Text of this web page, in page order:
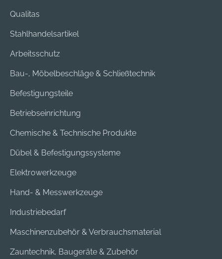
Qualitas
Stahlhandelsartikel
Arbeitsschutz
Bau-, Möbelbeschläge & Schließtechnik
Befestigungsteile
Betriebseinrichtung
Chemische & Technische Produkte
Dübel & Befestigungssysteme
Elektrowerkzeuge
Hand- & Messwerkzeuge
Industriebedarf
Maschinenzubehör & Verbrauchsmaterial
Zauntechnik, Baugeräte & Zubehör